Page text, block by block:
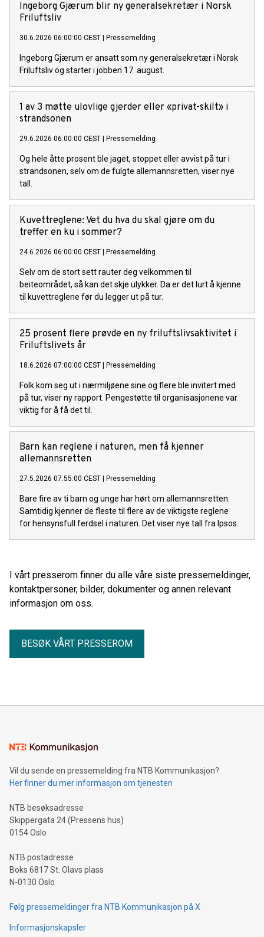
Ingeborg Gjærum blir ny generalsekretær i Norsk
Friluftsliv
30.6.2026 06:00:00 CEST Pressemelding
Ingeborg Gjærum er ansatt som ny generalsekretær i Norsk
Friluftsliv og starter i jobben 17. august.
1 av 3 møtte ulovlige gjerder eller «privat-skilt» i
strandsonen
29.6.2026 06:00:00 CEST Pressemelding
Og hele åtte prosent ble jaget, stoppet eller avvist på tur i
strandsonen, selv om de fulgte allemannsretten, viser nye
tall.
Kuvettreglene: Vet du hva du skal gjøre om du
treffer en ku i sommer?
24.6.2026 06:00:00 CEST Pressemelding
Selv om de stort sett rauter deg velkommen til
beiteområdet, så kan det skje ulykker. Da er det lurt å kjenne
til kuvettreglene før du legger ut på tur.
25 prosent flere prøvde en ny friluftslivsaktivitet i
Friluftslivets år
18.6.2026 07:00:00 CEST Pressemelding
Folk kom seg ut i nærmiljøene sine og flere ble invitert med
på tur, viser ny rapport. Pengestøtte til organisasjonene var
viktig for å få det til.
Barn kan reglene i naturen, men få kjenner
allemannsretten
27.5.2026 07:55:00 CEST Pressemelding
Bare fire av ti barn og unge har hørt om allemannsretten.
Samtidig kjenner de fleste til flere av de viktigste reglene
for hensynsfull ferdsel i naturen. Det viser nye tall fra Ipsos.
I vårt presserom finner du alle våre siste pressemeldinger,
kontaktpersoner, bilder, dokumenter og annen relevant
informasjon om oss.
BESØK VÅRT PRESSEROM
Vil du sende en pressemelding fra NTB Kommunikasjon?
Her finner du mer informasjon om tjenesten
NTB besøksadresse
Skippergata 24 (Pressens hus)
0154 Oslo
NTB postadresse
Boks 6817 St. Olavs plass
N-0130 Oslo
Følg pressemeldinger fra NTB Kommunikasjon på X
Informasjonskapsler